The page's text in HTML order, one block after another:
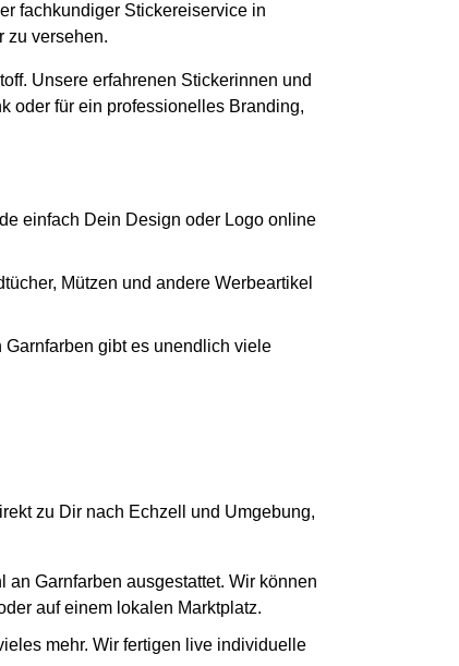
fachkundiger Stickereiservice in
zu versehen.
Unsere erfahrenen Stickerinnen und
oder für ein professionelles Branding,
einfach Dein Design oder Logo online
Mützen und andere Werbeartikel
gibt es unendlich viele
zu Dir nach Echzell und Umgebung,
Garnfarben ausgestattet. Wir können
auf einem lokalen Marktplatz.
mehr. Wir fertigen live individuelle